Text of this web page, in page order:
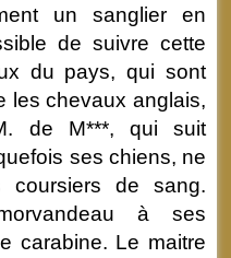
un sanglier en
de suivre cette
du pays, qui sont
les chevaux anglais,
de M***, qui suit
ses chiens, ne
coursiers de sang.
à ses
carabine. Le maitre